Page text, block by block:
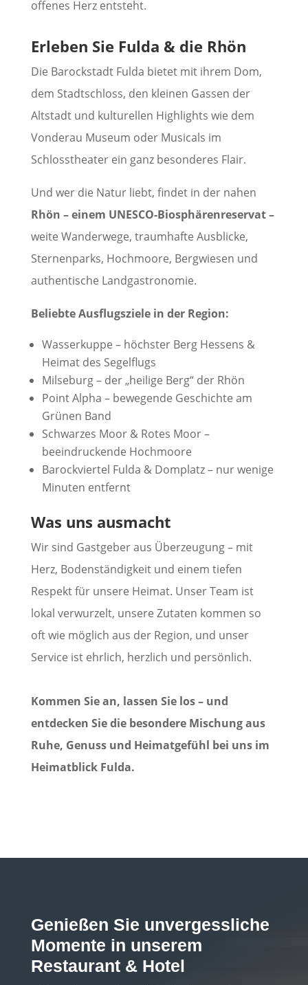
offenes Herz entsteht.
Erleben Sie Fulda & die Rhön
Die Barockstadt Fulda bietet mit ihrem Dom,
dem Stadtschloss, den kleinen Gassen der
Altstadt und kulturellen Highlights wie dem
Vonderau Museum oder Musicals im
Schlosstheater ein ganz besonderes Flair.
Und wer die Natur liebt, findet in der nahen
Rhön – einem UNESCO-Biosphärenreservat –
weite Wanderwege, traumhafte Ausblicke,
Sternenparks, Hochmoore, Bergwiesen und
authentische Landgastronomie.
Beliebte Ausflugsziele in der Region:
Wasserkuppe – höchster Berg Hessens &
Heimat des Segelflugs
Milseburg – der „heilige Berg“ der Rhön
Point Alpha – bewegende Geschichte am
Grünen Band
Schwarzes Moor & Rotes Moor –
beeindruckende Hochmoore
Barockviertel Fulda & Domplatz – nur wenige
Minuten entfernt
Was uns ausmacht
Wir sind Gastgeber aus Überzeugung – mit
Herz, Bodenständigkeit und einem tiefen
Respekt für unsere Heimat. Unser Team ist
lokal verwurzelt, unsere Zutaten kommen so
oft wie möglich aus der Region, und unser
Service ist ehrlich, herzlich und persönlich.
Kommen Sie an, lassen Sie los – und
entdecken Sie die besondere Mischung aus
Ruhe, Genuss und Heimatgefühl bei uns im
Heimatblick Fulda.
Genießen Sie unvergessliche
Momente in unserem
Restaurant & Hotel